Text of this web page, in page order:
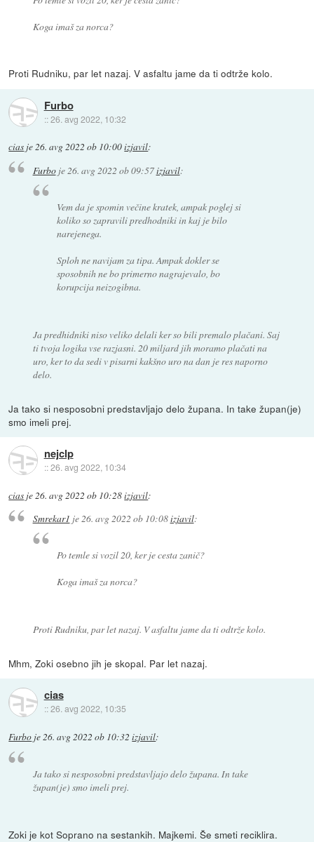
Koga imaš za norca?
Proti Rudniku, par let nazaj. V asfaltu jame da ti odtrže kolo.
Furbo
::26. avg 2022, 10:32
cias je26. avg 2022 ob 10:00izjavil:
Furboje26. avg 2022 ob 09:57izjavil:
Vem da je spomin večine kratek, ampak poglej si
koliko so zapravili predhodniki in kaj je bilo
narejenega.
Sploh ne navijam za tipa. Ampak dokler se
sposobnih ne bo primerno nagrajevalo, bo
korupcija neizogibna.
Ja predhidniki niso veliko delali ker so bili premalo plačani. Saj
ti tvoja logika vse razjasni. 20 miljard jih moramo plačati na
uro, ker to da sedi v pisarni kakšno uro na dan je res naporno
delo.
Ja tako si nesposobni predstavljajo delo župana. In take župan(je)
smo imeli prej.
nejclp
::26. avg 2022, 10:34
cias je26. avg 2022 ob 10:28izjavil:
Smrekar1 je26. avg 2022 ob 10:08izjavil:
Po temle si vozil 20, ker je cesta zanič?
Koga imaš za norca?
Proti Rudniku, par let nazaj. V asfaltu jame da ti odtrže kolo.
Mhm, Zoki osebno jih je skopal. Par let nazaj.
cias
::26. avg 2022, 10:35
Furbo je26. avg 2022 ob 10:32 izjavil:
Ja tako si nesposobni predstavljajo delo župana. In take
župan(je) smo imeli prej.
Zoki je kot Soprano na sestankih. Majkemi. Še smeti reciklira.